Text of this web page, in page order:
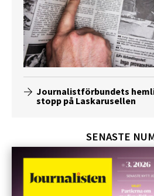
Journalistförbundets
stopp på Laskarusellen
SENASTE